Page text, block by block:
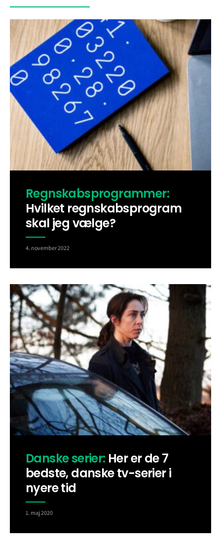
Regnskabsprogrammer:
Hvilket regnskabsprogram
skal jeg vælge?
4. november 2022
Danske serier: Her er de 7
bedste, danske tv-serier i
nyere tid
1. maj 2020